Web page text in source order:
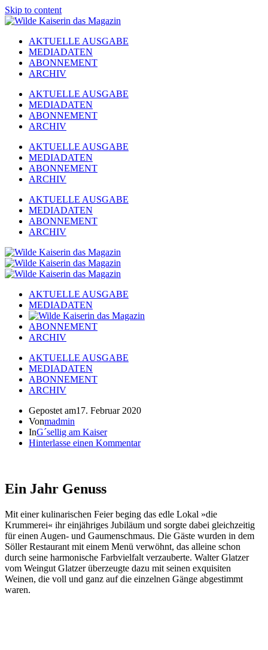
Skip to content
AKTUELLE AUSGABE
MEDIADATEN
ABONNEMENT
ARCHIV
AKTUELLE AUSGABE
MEDIADATEN
ABONNEMENT
ARCHIV
AKTUELLE AUSGABE
MEDIADATEN
ABONNEMENT
ARCHIV
AKTUELLE AUSGABE
MEDIADATEN
ABONNEMENT
ARCHIV
AKTUELLE AUSGABE
MEDIADATEN
ABONNEMENT
ARCHIV
AKTUELLE AUSGABE
MEDIADATEN
ABONNEMENT
ARCHIV
Gepostet am17. Februar 2020
Vonmadmin
InG´sellig am Kaiser
Hinterlasse einen Kommentar
Ein Jahr Genuss
Mit einer kulinarischen Feier beging das edle Lokal »die
Krummerei« ihr einjähriges Jubiläum und sorgte dabei gleichzeitig
für einen Augen- und Gaumenschmaus. Die Gäste wurden in dem
Söller Restaurant mit einem Menü verwöhnt, das alleine schon
durch seine harmonische Farbvielfalt verzauberte. Walter Glatzer
vom Weingut Glatzer überzeugte dazu mit seinen exquisiten
Weinen, die voll und ganz auf die einzelnen Gänge abgestimmt
waren.